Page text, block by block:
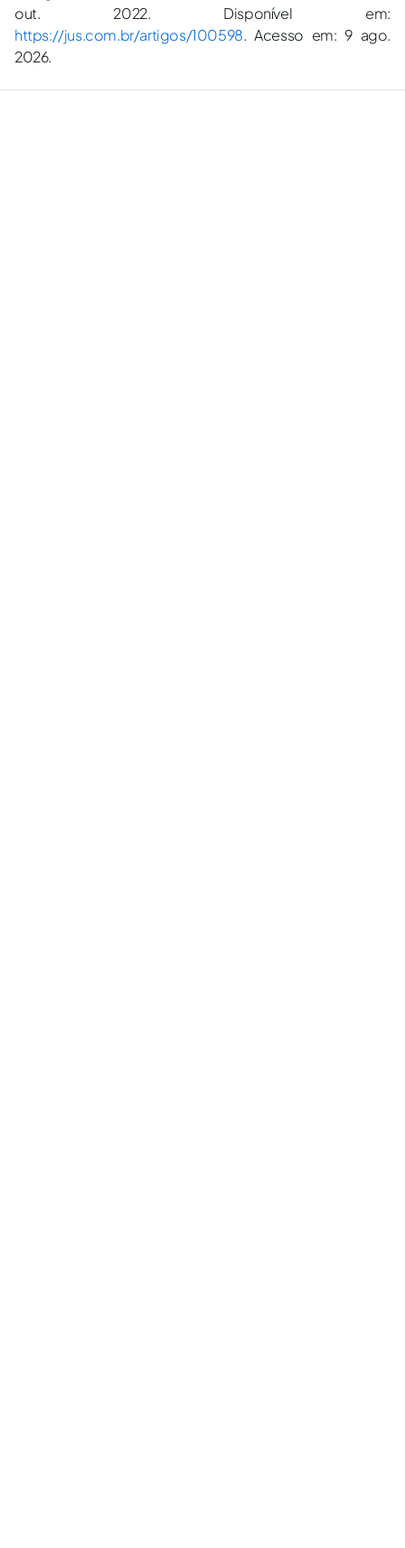
out. 2022. Disponível em:
https://jus.com.br/artigos/100598. Acesso em: 9 ago.
2026.